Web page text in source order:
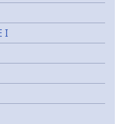
I